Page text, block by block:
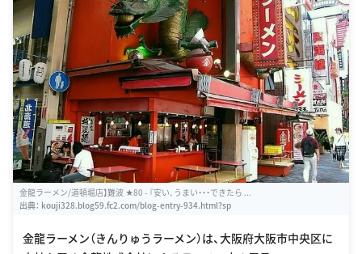
金龍ラーメン/道頓堀店】難波 ★80 - 『安い､うまい・・・できたら ...
出典： kouji328.blog59.fc2.com/blog-entry-934.html?sp
金龍ラーメン（きんりゅうラーメン）は、大阪府大阪市中央区に